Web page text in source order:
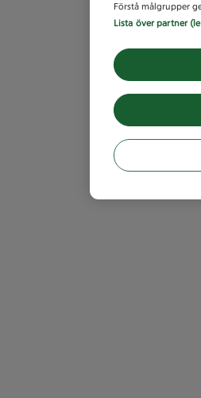
Förstå målgrupper
Lista över partner